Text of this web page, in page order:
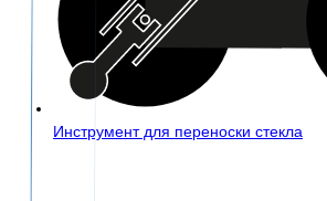
Инструмент для переноски стекла